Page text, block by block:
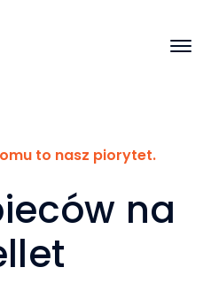
to nasz piorytet.
na